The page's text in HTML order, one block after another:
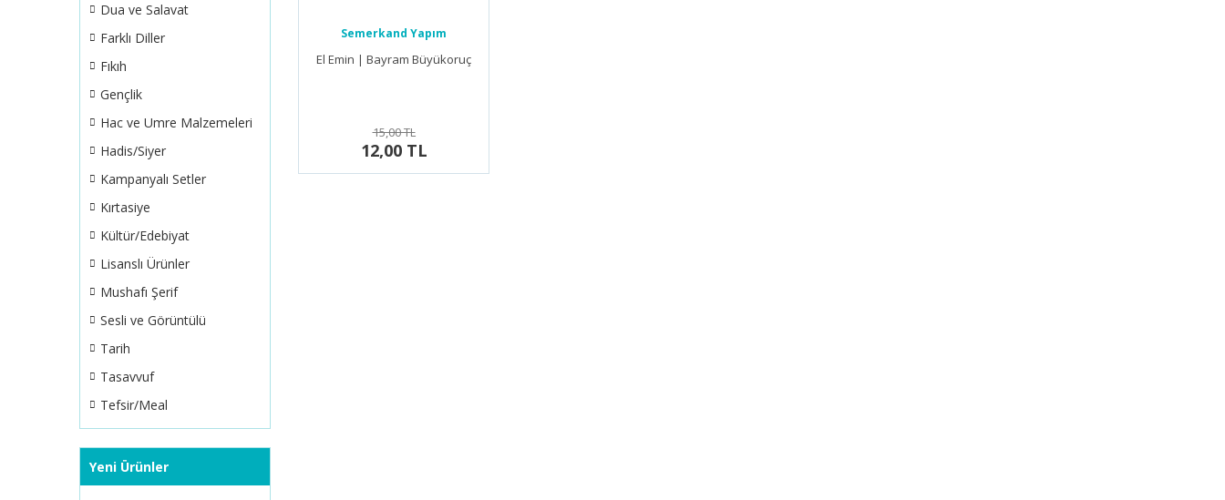
Dua ve Salavat
Farklı Diller
Fıkıh
Gençlik
Hac ve Umre Malzemeleri
Hadis/Siyer
Kampanyalı Setler
Kırtasiye
Kültür/Edebiyat
Lisanslı Ürünler
Mushafı Şerif
Sesli ve Görüntülü
Tarih
Tasavvuf
Tefsir/Meal
Yeni Ürünler
Semerkand Yapım
El Emin | Bayram Büyükoruç
15,00 TL
12,00 TL